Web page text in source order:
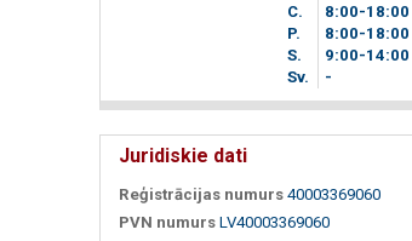
C.
8 00-18 00
P.
8 00-18 00
S.
9 00-14 00
Sv.
-
Juridiskie dati
Reģistrācijas numurs 40003369060
PVN numurs LV40003369060